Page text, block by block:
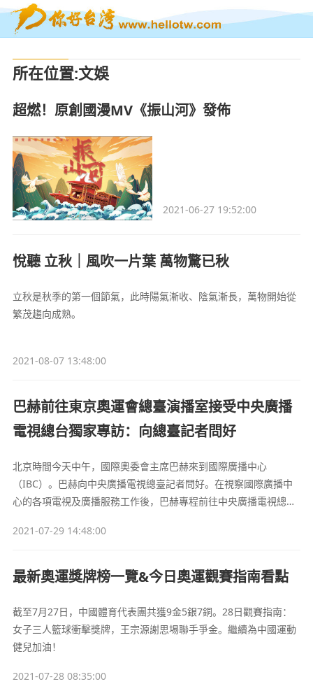
所在位置:文娛
超燃！原創國漫MV《振山河》發佈
2021-06-27 19:52:00
悅聽 立秋｜風吹一片葉 萬物驚已秋
立秋是秋季的第一個節氣，此時陽氣漸收、陰氣漸長，萬物開始從
繁茂趨向成熟。
2021-08-07 13:48:00
巴赫前往東京奧運會總臺演播室接受中央廣播
電視總台獨家專訪：向總臺記者問好
北京時間今天中午，國際奧委會主席巴赫來到國際廣播中心
（IBC）。巴赫向中央廣播電視總臺記者問好。在視察國際廣播中
心的各項電視及廣播服務工作後，巴赫專程前往中央廣播電視總臺
2021-07-29 14:48:00
最新奧運獎牌榜一覽&今日奧運觀賽指南看點
截至7月27日，中國體育代表團共獲9金5銀7銅。28日觀賽指南：
女子三人籃球衝擊獎牌，王宗源謝思埸聯手爭金。繼續為中國運動
健兒加油！
2021-07-28 08:35:00